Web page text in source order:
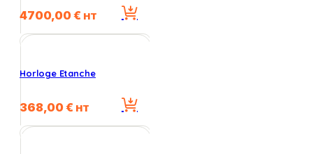
4700,00€ HT
Horloge Etanche
368,00€ HT